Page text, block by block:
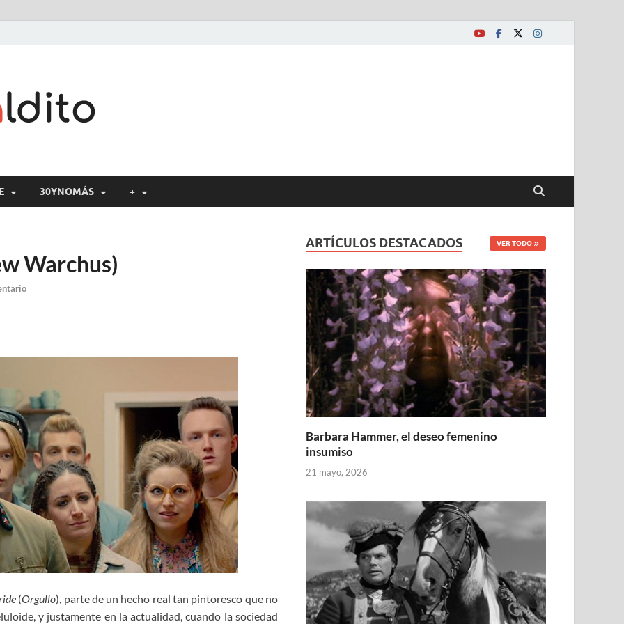
30YNOMÁS +
Warchus)
(Orgullo), parte de un hecho real tan pintoresco que no
y justamente en la actualidad, cuando la sociedad
ARTÍCULOS DESTACADOS VER TODO
Barbara Hammer, el deseo femenino
insumiso
21 mayo, 2026